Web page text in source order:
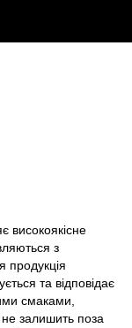
високоякісне
з
продукція
та відповідає
смаками,
залишить поза